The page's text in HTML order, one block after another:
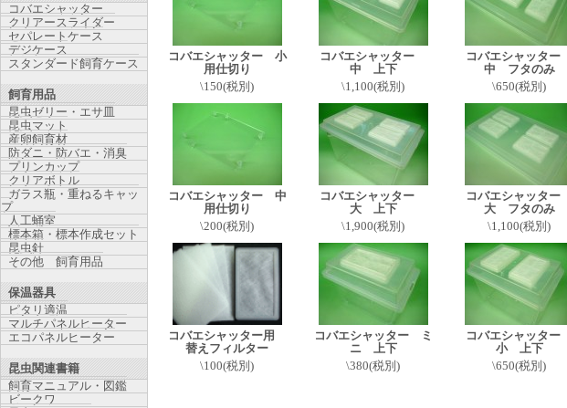
コバエシャッター 小
用仕切り
\150(税別)
コバエシャッター
中 上下
\1,100(税別)
コバエシャッター
中 フタのみ
\650(税別)
コバエシャッター 中
用仕切り
\200(税別)
コバエシャッター
大 上下
\1,900(税別)
コバエシャッター
大 フタのみ
\1,100(税別)
コバエシャッター用
替えフィルター
\100(税別)
コバエシャッター ミ
ニ 上下
\380(税別)
コバエシャッター
小 上下
\650(税別)
コバエシャッター
クリアースライダー
セパレートケース
デジケース
スタンダード飼育ケース
飼育用品
昆虫ゼリー・エサ皿
昆虫マット
産卵飼育材
防ダニ・防バエ・消臭
プリンカップ
クリアボトル
ガラス瓶・重ねるキャッ
プ
人工蛹室
標本箱・標本作成セット
昆虫針
その他 飼育用品
保温器具
ピタリ適温
マルチパネルヒーター
エコパネルヒーター
昆虫関連書籍
飼育マニュアル・図鑑
ビークワ